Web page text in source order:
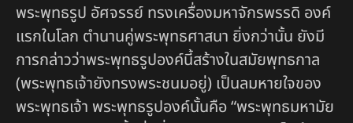
พระพุทธรูป อัศจรรย์ ทรงเครื่องมหาจักรพรรดิ องค์
แรกในโลก ตำนานคู่พระพุทธศาสนา ยิ่งกว่านั้น ยังมี
การกล่าวว่าพระพุทธรูปองค์นี้สร้างในสมัยพุทธกาล
(พระพุทธเจ้ายังทรงพระชนมอยู่) เป็นลมหายใจของ
พระพุทธเจ้า พระพุทธรูปองค์นั้นคือ “พระพุทธมหามัย